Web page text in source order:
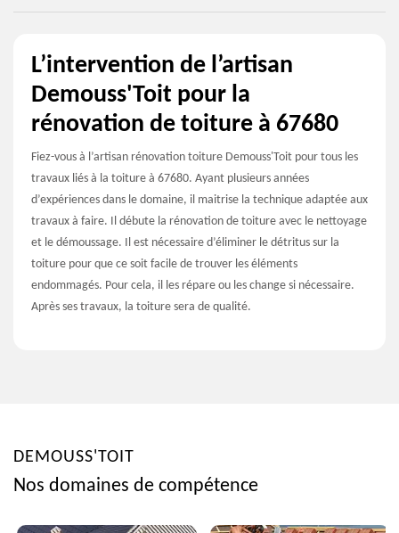
L’intervention de l’artisan
Demouss'Toit pour la
rénovation de toiture à 67680
Fiez-vous à l’artisan rénovation toiture Demouss'Toit pour tous les
travaux liés à la toiture à 67680. Ayant plusieurs années
d’expériences dans le domaine, il maitrise la technique adaptée aux
travaux à faire. Il débute la rénovation de toiture avec le nettoyage
et le démoussage. Il est nécessaire d’éliminer le détritus sur la
toiture pour que ce soit facile de trouver les éléments
endommagés. Pour cela, il les répare ou les change si nécessaire.
Après ses travaux, la toiture sera de qualité.
DEMOUSS'TOIT
Nos domaines de compétence